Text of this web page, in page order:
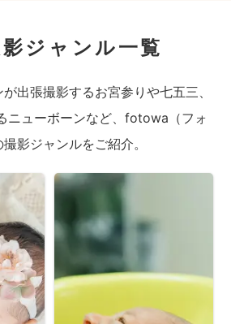
ジャンル一覧
出張撮影するお宮参りや七五三、
ニューボーンなど、fotowa（フォ
撮影ジャンルをご紹介。